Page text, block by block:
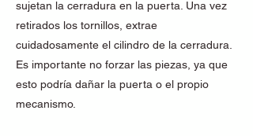
sujetan la cerradura en la puerta. Una vez
retirados los tornillos, extrae
cuidadosamente el cilindro de la cerradura.
Es importante no forzar las piezas, ya que
esto podría dañar la puerta o el propio
mecanismo.